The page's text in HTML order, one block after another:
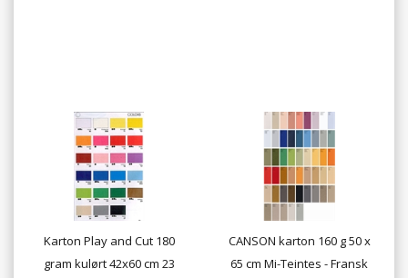
Karton Play and Cut 180
gram kulørt 42x60 cm 23
CANSON karton 160 g 50 x
65 cm Mi-Teintes - Fransk